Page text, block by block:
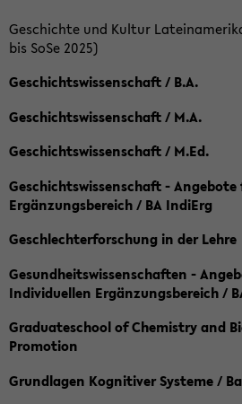
Geschichte und Kultur
bis SoSe 2025)
Geschichtswissenschaft / B.A.
Geschichtswissenschaft / M.A.
Geschichtswissenschaft / M.Ed.
Geschichtswissenschaft -
Ergänzungsbereich / BA IndiErg
Geschlechterforschung in der Lehre
Gesundheitswissenschaften -
Individuellen Ergänzungsbereich /
Graduateschool of Chemistry and
Promotion
Grundlagen Kognitiver Systeme / Ba